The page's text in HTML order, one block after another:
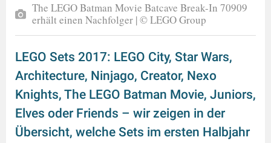
The LEGO Batman Movie Batcave Break-In 70909
erhält einen Nachfolger | © LEGO Group
LEGO Sets 2017: LEGO City, Star Wars,
Architecture, Ninjago, Creator, Nexo
Knights, The LEGO Batman Movie, Juniors,
Elves oder Friends – wir zeigen in der
Übersicht, welche Sets im ersten Halbjahr